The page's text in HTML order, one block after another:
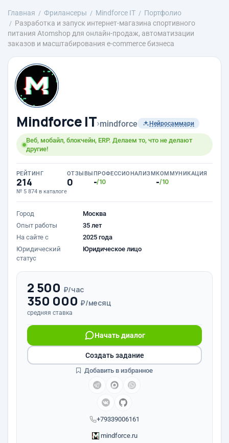
Главная Фрилансеры Mindforce IT
Портфолио
Разработка и запуск интернет-магазина спортивного
питания Atomshop для онлайн-продаж, автоматизации
заказов и масштабирования e-commerce бизнеса
Mindforce IT›mindforce Нейросаммари
Веб, мобайл, блокчейн, ERP. Делаем то, что не делают
другие!
РЕЙТИНГ
214
№ 5 874 в каталоге
ОТЗЫВЫ
0
ПРОФЕССИОНАЛИЗМ
-/10
КОММУНИКАЦИЯ
-/10
Город
Москва
Опыт работы
35 лет
На сайте с
2025 года
Юридический
статус
Юридическое лицо
2 500 ₽/час
350 000 ₽/месяц
средняя ставка
+79339006161
Начать диалог
mindforce.ru
Создать задание
Добавить в избранное